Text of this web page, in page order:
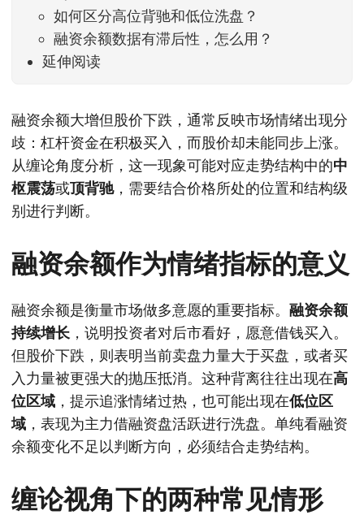
如何区分高位背驰和低位洗盘？
融资余额数据有滞后性，怎么用？
延伸阅读
融资余额大增但股价下跌，通常反映市场情绪出现分
歧：杠杆资金在积极买入，而股价却未能同步上涨。
从缠论角度分析，这一现象可能对应走势结构中的中
枢震荡或顶背驰，需要结合价格所处的位置和结构级
别进行判断。
融资余额作为情绪指标的意义
融资余额是衡量市场做多意愿的重要指标。 融资余额
持续增长 ，说明投资者对后市看好，愿意借钱买入。
但股价下跌，则表明当前卖盘力量大于买盘，或者买
入力量被更强大的抛压抵消。这种背离往往出现在高
位区域 ，提示追涨情绪过热，也可能出现在低位区
域 ，表现为主力借融资盘活跃进行洗盘。单纯看融资
余额变化不足以判断方向，必须结合走势结构。
缠论视角下的两种常见情形